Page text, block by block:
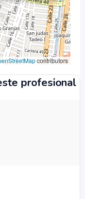
contributors
profesional